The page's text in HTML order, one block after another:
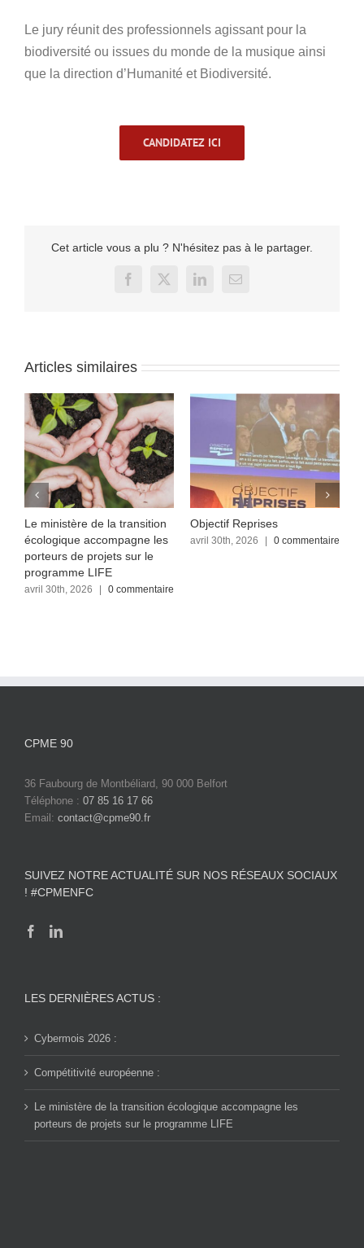
Le jury réunit des professionnels agissant pour la
biodiversité ou issues du monde de la musique ainsi
que la direction d’Humanité et Biodiversité.
CANDIDATEZ ICI
Cet article vous a plu ? N'hésitez pas à le partager.
Facebook
X LinkedInEmail
Articles similaires
Le ministère de la transition
écologique accompagne les
porteurs de projets sur le
programme LIFE
avril 30th, 2026 0 commentaire
Objectif Reprises
avril 30th, 2026 0 commentaire
CPME 90
36 Faubourg de Montbéliard, 90 000 Belfort
Téléphone : 07 85 16 17 66
Email: contact@cpme90.fr
SUIVEZ NOTRE ACTUALITÉ SUR NOS RÉSEAUX SOCIAUX
! #CPMENFC
LES DERNIÈRES ACTUS :
Cybermois 2026 :
Compétitivité européenne :
Le ministère de la transition écologique accompagne les
porteurs de projets sur le programme LIFE